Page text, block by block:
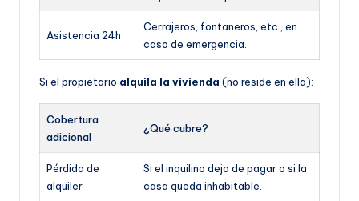
Asistencia 24h
Cerrajeros, fontaneros, etc., en
caso de emergencia.
Si el propietario alquila la vivienda (no reside en ella):
Cobertura
adicional
¿Qué cubre?
Pérdida de
alquiler
Si el inquilino deja de pagar o si la
casa queda inhabitable.